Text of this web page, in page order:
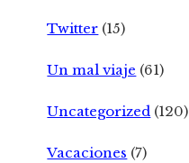
Twitter (15)
Un mal viaje (61)
Uncategorized (120)
Vacaciones (7)